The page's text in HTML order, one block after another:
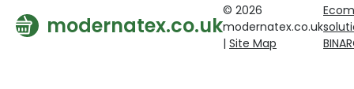
modernatex.co.uk
© 2026
modernatex.co.uk
| Site Map